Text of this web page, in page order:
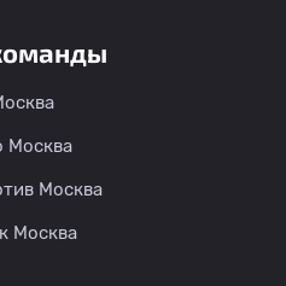
Москва
Москва
Москва